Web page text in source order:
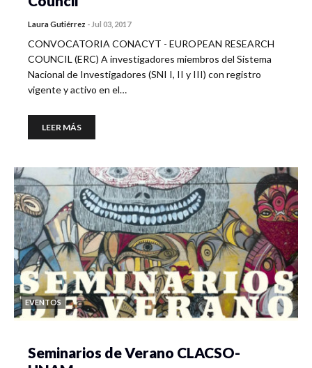
Laura Gutiérrez - Jul 03, 2017
CONVOCATORIA CONACYT - EUROPEAN RESEARCH
COUNCIL (ERC) A investigadores miembros del Sistema
Nacional de Investigadores (SNI I, II y III) con registro
vigente y activo en el…
LEER MÁS
EVENTOS
Seminarios de Verano CLACSO-